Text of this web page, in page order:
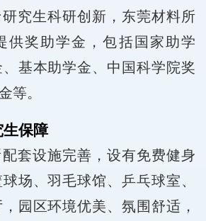
究生科研创新，东莞材料所
供奖助学金，包括国家助学
基本助学金、中国科学院奖
等。
保障
套设施完善，设有免费健身
场、羽毛球馆、乒乓球室、
园区环境优美、氛围舒适，